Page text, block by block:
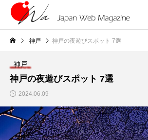
神戸 神戸の夜遊びスポット 7選
神戸
神戸の夜遊びスポット 7選
2024.06.09